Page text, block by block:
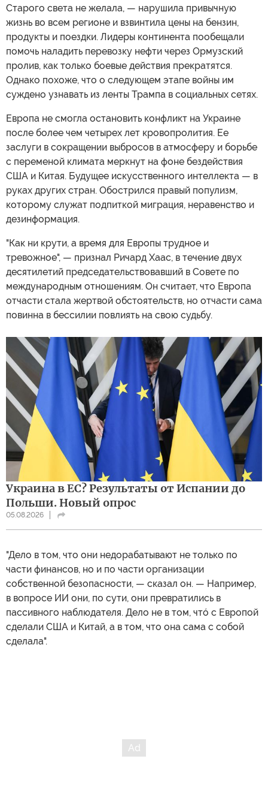
Старого света не желала, — нарушила привычную
жизнь во всем регионе и взвинтила цены на бензин,
продукты и поездки. Лидеры континента пообещали
помочь наладить перевозку нефти через Ормузский
пролив, как только боевые действия прекратятся.
Однако похоже, что о следующем этапе войны им
суждено узнавать из ленты Трампа в социальных сетях.
Европа не смогла остановить конфликт на Украине
после более чем четырех лет кровопролития. Ее
заслуги в сокращении выбросов в атмосферу и борьбе
с переменой климата меркнут на фоне бездействия
США и Китая. Будущее искусственного интеллекта — в
руках других стран. Обострился правый популизм,
которому служат подпиткой миграция, неравенство и
дезинформация.
"Как ни крути, а время для Европы трудное и
тревожное", — признал Ричард Хаас, в течение двух
десятилетий председательствовавший в Совете по
международным отношениям. Он считает, что Европа
отчасти стала жертвой обстоятельств, но отчасти сама
повинна в бессилии повлиять на свою судьбу.
Украина в ЕС? Результаты от Испании до
Польши. Новый опрос
05.08.2026
"Дело в том, что они недорабатывают не только по
части финансов, но и по части организации
собственной безопасности, — сказал он. — Например,
в вопросе ИИ они, по сути, они превратились в
пассивного наблюдателя. Дело не в том, чтó с Европой
сделали США и Китай, а в том, что она сама с собой
сделала".